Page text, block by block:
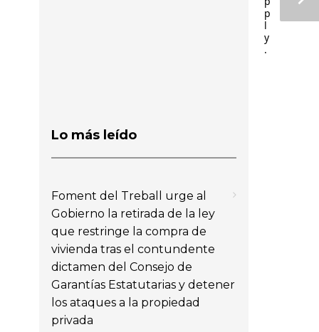
p
l
y
.
Lo más leído
Foment del Treball urge al
Gobierno la retirada de la ley
que restringe la compra de
vivienda tras el contundente
dictamen del Consejo de
Garantías Estatutarias y detener
los ataques a la propiedad
privada